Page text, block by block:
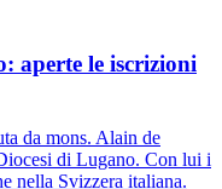
aperte le iscrizioni
da mons. Alain de
di Lugano. Con lui i
nella Svizzera italiana.